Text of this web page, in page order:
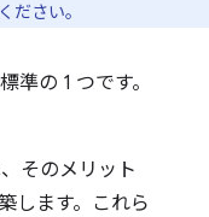
ださい。
の 1 つです。
そのメリット
します。これら